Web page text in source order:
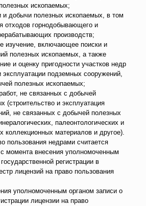
ископаемых;
добычи полезных ископаемых, в том
отходов горнодобывающего и
производств;
изучение, включающее поиски и
полезных ископаемых, а также
и оценку пригодности участков недр
эксплуатации подземных сооружений,
полезных ископаемых;
не связанных с добычей
(строительство и эксплуатация
не связанных с добычей полезных
палеонтологических и
коллекционных материалов и другое).
пользования недрами считается
с момента внесения уполномоченным
регистрации в
лицензий на право пользования
уполномоченным органом записи о
лицензии на право